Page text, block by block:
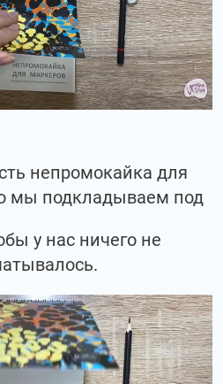
непромокайка для
мы подкладываем под
у нас ничего не